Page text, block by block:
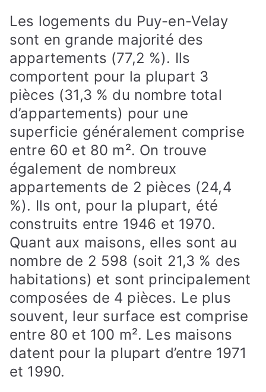
Les logements du Puy-en-Velay
sont en grande majorité des
appartements (77,2 %). Ils
comportent pour la plupart 3
pièces (31,3 % du nombre total
d’appartements) pour une
superficie généralement comprise
entre 60 et 80 m². On trouve
également de nombreux
appartements de 2 pièces (24,4
%). Ils ont, pour la plupart, été
construits entre 1946 et 1970.
Quant aux maisons, elles sont au
nombre de 2 598 (soit 21,3 % des
habitations) et sont principalement
composées de 4 pièces. Le plus
souvent, leur surface est comprise
entre 80 et 100 m². Les maisons
datent pour la plupart d’entre 1971
et 1990.